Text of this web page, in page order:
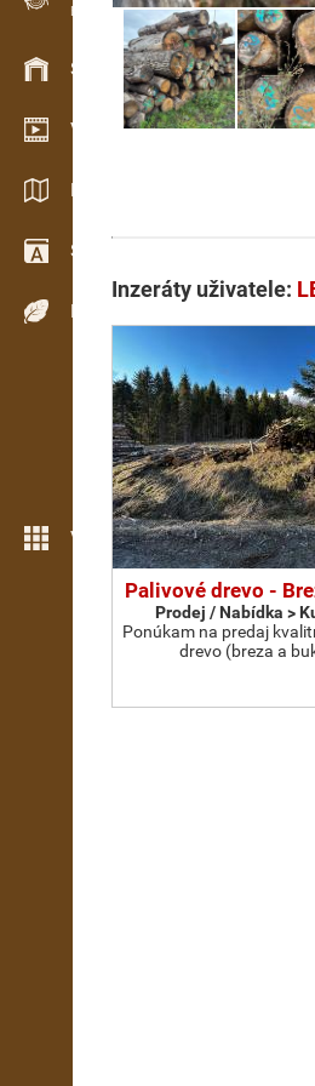
Evidence dřeva v terénu
Skladové hospodářství
Video showroom
Katalogy / Brožury
Slovník
Dřeviny
Více možností
Inzeráty uživatele:
Palivové drevo -
Prodej / Nabídka >
Ponúkam na predaj
drevo (breza a